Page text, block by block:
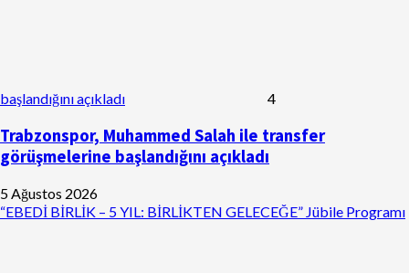
başlandığını açıkladı 4
Trabzonspor, Muhammed Salah ile transfer
görüşmelerine başlandığını açıkladı
5 Ağustos 2026
“EBEDİ BİRLİK – 5 YIL: BİRLİKTEN GELECEĞE” Jübile Programı